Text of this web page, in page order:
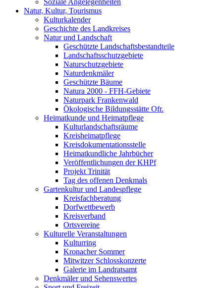
Soziale Angelegenheiten
Natur, Kultur, Tourismus
Kulturkalender
Geschichte des Landkreises
Natur und Landschaft
Geschützte Landschaftsbestandteile
Landschaftsschutzgebiete
Naturschutzgebiete
Naturdenkmäler
Geschützte Bäume
Natura 2000 - FFH-Gebiete
Naturpark Frankenwald
Ökologische Bildungsstätte Ofr.
Heimatkunde und Heimatpflege
Kulturlandschaftsräume
Kreisheimatpflege
Kreisdokumentationsstelle
Heimatkundliche Jahrbücher
Veröffentlichungen der KHPf
Projekt Trinität
Tag des offenen Denkmals
Gartenkultur und Landespflege
Kreisfachberatung
Dorfwettbewerb
Kreisverband
Ortsvereine
Kulturelle Veranstaltungen
Kulturring
Kronacher Sommer
Mitwitzer Schlosskonzerte
Galerie im Landratsamt
Denkmäler und Sehenswertes